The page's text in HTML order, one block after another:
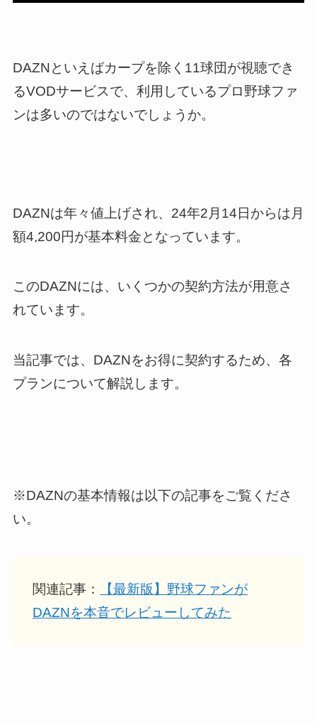
DAZNといえばカープを除く11球団が視聴でき
るVODサービスで、利用しているプロ野球ファ
ンは多いのではないでしょうか。
DAZNは年々値上げされ、24年2月14日からは月
額4,200円が基本料金となっています。
このDAZNには、いくつかの契約方法が用意さ
れています。
当記事では、DAZNをお得に契約するため、各
プランについて解説します。
※DAZNの基本情報は以下の記事をご覧くださ
い。
関連記事：
【最新版】野球ファンが
DAZNを本音でレビューしてみた